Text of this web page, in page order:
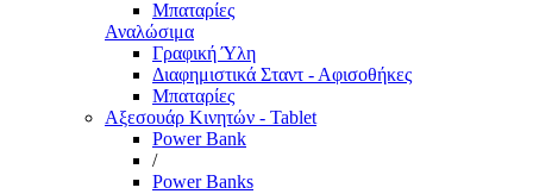
Μπαταρίες
Αναλώσιμα
Γραφική Ύλη
Διαφημιστικά Σταντ - Αφισοθήκες
Μπαταρίες
Αξεσουάρ Κινητών - Tablet
Power Bank
/
Power Banks